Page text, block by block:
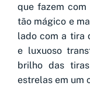
que fazem com
tão mágico e
lado com a tira
e luxuoso
brilho das
estrelas em um